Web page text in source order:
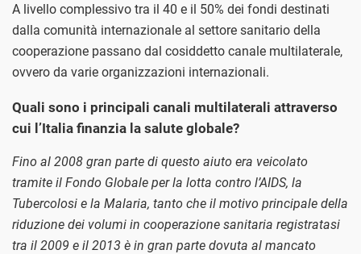
A livello complessivo tra il 40 e il 50% dei fondi destinati
dalla comunità internazionale al settore sanitario della
cooperazione passano dal cosiddetto canale multilaterale,
ovvero da varie organizzazioni internazionali.
Quali sono i principali canali multilaterali attraverso
cui l’Italia finanzia la salute globale?
Fino al 2008 gran parte di questo aiuto era veicolato
tramite il Fondo Globale per la lotta contro l’AIDS, la
Tubercolosi e la Malaria, tanto che il motivo principale della
riduzione dei volumi in cooperazione sanitaria registratasi
tra il 2009 e il 2013 è in gran parte dovuta al mancato